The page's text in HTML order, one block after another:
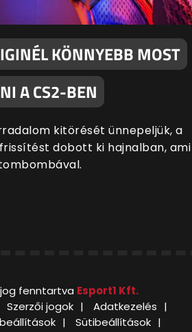
KÖNNYEBB MOST
A CS2-BEN
kitörését ünnepeljük, a
dobott ki hajnalban, ami
fenntartva Esport1 Kft.
Szerzői jogok
Adatkezelés
Sütibeállítások